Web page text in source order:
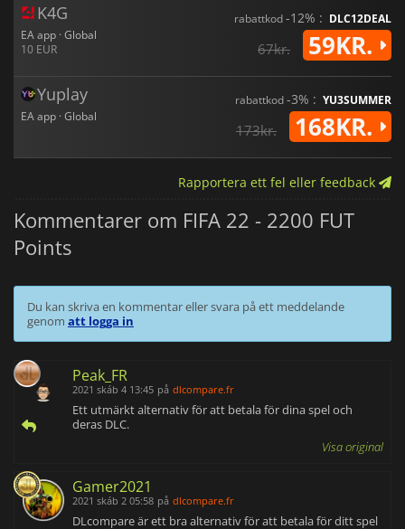
K4G
EA app · Global
10 EUR
rabattkod-12% : DLC12DEAL
67kr. 59KR.
Yuplay
EA app · Global
rabattkod-3% : YU3SUMMER
173kr. 168KR.
Rapportera ett fel eller feedback
Kommentarer om FIFA 22 - 2200 FUT
Points
Du kan skriva en kommentar eller svara på ett meddelande
genom att logga in
Peak_FR
2021 skáb 4 13:45 på dlcompare.fr
Ett utmärkt alternativ för att betala för dina spel och
deras DLC.
Visa original
Gamer2021
2021 skáb 2 05:58 på dlcompare.fr
DLcompare är ett bra alternativ för att betala för ditt spel